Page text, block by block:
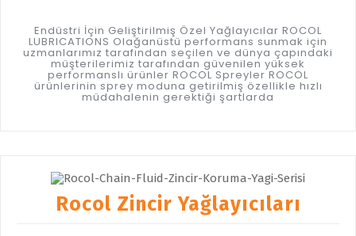
Endüstri İçin Geliştirilmiş Özel Yağlayıcılar ROCOL
LUBRICATIONS Olağanüstü performans sunmak için
uzmanlarımız tarafından seçilen ve dünya çapındaki
müşterilerimiz tarafından güvenilen yüksek
performanslı ürünler ROCOL Spreyler ROCOL
ürünlerinin sprey moduna getirilmiş özellikle hızlı
müdahalenin gerektiği şartlarda
Rocol Zincir Yağlayıcıları